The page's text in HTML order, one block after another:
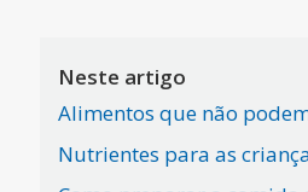
Neste artigo
Alimentos que não
Nutrientes para as